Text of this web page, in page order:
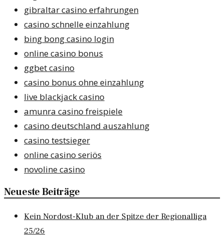
gibraltar casino erfahrungen
casino schnelle einzahlung
bing bong casino login
online casino bonus
ggbet casino
casino bonus ohne einzahlung
live blackjack casino
amunra casino freispiele
casino deutschland auszahlung
casino testsieger
online casino seriös
novoline casino
Neueste Beiträge
Kein Nordost-Klub an der Spitze der Regionalliga
25/26